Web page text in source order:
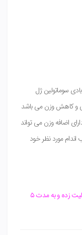
سوماتولین ژل
و کاهش وزن می باشد
اضافه وزن می تواند
مورد نظر خود
روزانه دو مرتبه صبح و شب ، روی مناطق دارای سلولیت زده و به مدت ۵